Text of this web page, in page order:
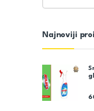
Najnoviji